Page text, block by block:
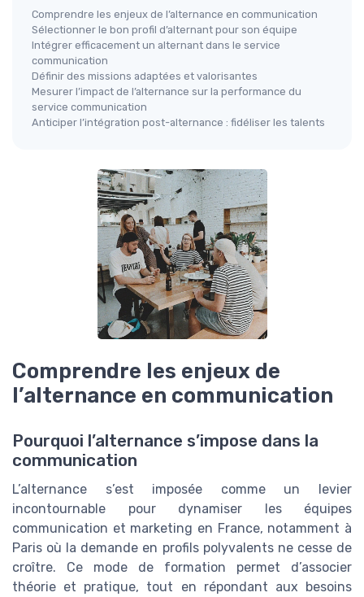
Comprendre les enjeux de l’alternance en communication
Sélectionner le bon profil d’alternant pour son équipe
Intégrer efficacement un alternant dans le service
communication
Définir des missions adaptées et valorisantes
Mesurer l’impact de l’alternance sur la performance du
service communication
Anticiper l’intégration post-alternance : fidéliser les talents
Comprendre les enjeux de
l’alternance en communication
Pourquoi l’alternance s’impose dans la
communication
L’alternance s’est imposée comme un levier
incontournable pour dynamiser les équipes
communication et marketing en France, notamment à
Paris où la demande en profils polyvalents ne cesse de
croître. Ce mode de formation permet d’associer
théorie et pratique, tout en répondant aux besoins